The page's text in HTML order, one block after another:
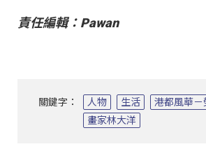
責任編輯：Pawan
關鍵字： 人物 生活
港都風華－
畫家林大洋